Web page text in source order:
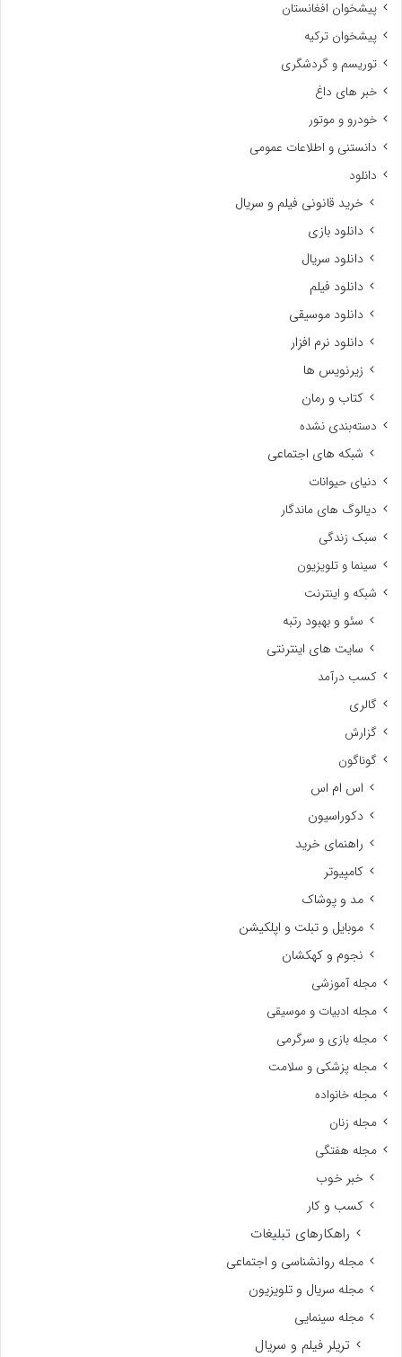
پیشخوان افغانستان
پیشخوان ترکیه
توریسم و گردشگری
خبر های داغ
خودرو و موتور
دانستنی و اطلاعات عمومی
دانلود
خرید قانونی فیلم و سریال
دانلود بازی
دانلود سریال
دانلود فیلم
دانلود موسیقی
دانلود نرم افزار
زیرنویس ها
کتاب و رمان
دسته‌بندی نشده
شبکه های اجتماعی
دنیای حیوانات
دیالوگ های ماندگار
سبک زندگی
سینما و تلویزیون
شبکه و اینترنت
سئو و بهبود رتبه
سایت های اینترنتی
کسب درآمد
گالری
گزارش
گوناگون
اس ام اس
دکوراسیون
راهنمای خرید
کامپیوتر
مد و پوشاک
موبایل و تبلت و اپلکیشن
نجوم و کهکشان
مجله آموزشی
مجله ادبیات و موسیقی
مجله بازی و سرگرمی
مجله پزشکی و سلامت
مجله خانواده
مجله زنان
مجله هفتگی
خبر خوب
کسب و کار
راهکارهای تبلیغات
مجله روانشناسی و اجتماعی
مجله سریال و تلویزیون
مجله سینمایی
تریلر فیلم و سریال